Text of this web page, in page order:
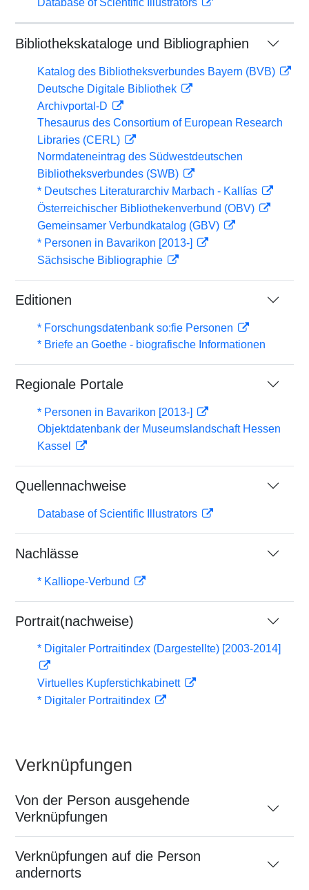
Database of Scientific Illustrators
Bibliothekskataloge und Bibliographien
Katalog des Bibliotheksverbundes Bayern (BVB)
Deutsche Digitale Bibliothek
Archivportal-D
Thesaurus des Consortium of European Research
Libraries (CERL)
Normdateneintrag des Südwestdeutschen
Bibliotheksverbundes (SWB)
* Deutsches Literaturarchiv Marbach - Kallías
Österreichischer Bibliothekenverbund (OBV)
Gemeinsamer Verbundkatalog (GBV)
* Personen in Bavarikon [2013-]
Sächsische Bibliographie
Editionen
* Forschungsdatenbank so:fie Personen
* Briefe an Goethe - biografische Informationen
Regionale Portale
* Personen in Bavarikon [2013-]
Objektdatenbank der Museumslandschaft Hessen
Kassel
Quellennachweise
Database of Scientific Illustrators
Nachlässe
* Kalliope-Verbund
Portrait(nachweise)
* Digitaler Portraitindex (Dargestellte) [2003-2014]
Virtuelles Kupferstichkabinett
* Digitaler Portraitindex
Verknüpfungen
Von der Person ausgehende
Verknüpfungen
Verknüpfungen auf die Person
andernorts